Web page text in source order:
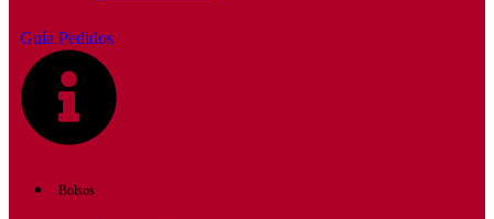
Guía Pedidos
Bolsos